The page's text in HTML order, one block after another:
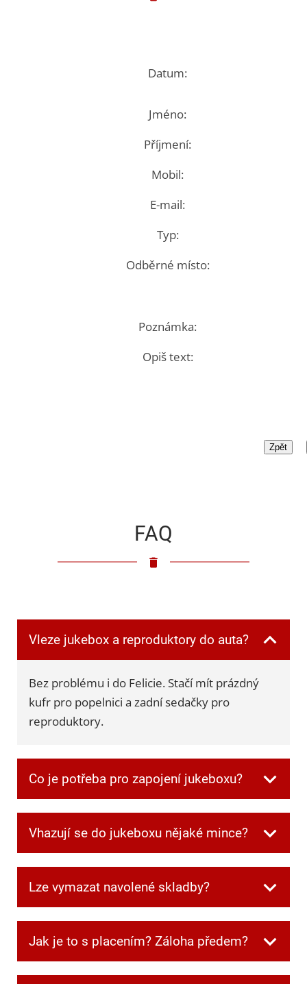
Datum:
Jméno:
Příjmení:
Mobil:
E-mail:
Typ:
Odběrné místo:
Poznámka:
Opiš text:
FAQ
Vleze jukebox a reproduktory do auta?
Bez problému i do Felicie. Stačí mít prázdný
kufr pro popelnici a zadní sedačky pro
reproduktory.
Co je potřeba pro zapojení jukeboxu?
převzetí. Jen je potřeba mít jednu zásuvku
reprobedny.
Vhazují se do jukeboxu nějaké mince?
kredity.
Lze vymazat navolené skladby?
ostatní nechtějí poslouchat, můžete frontu
Jak je to s placením? Záloha předem?